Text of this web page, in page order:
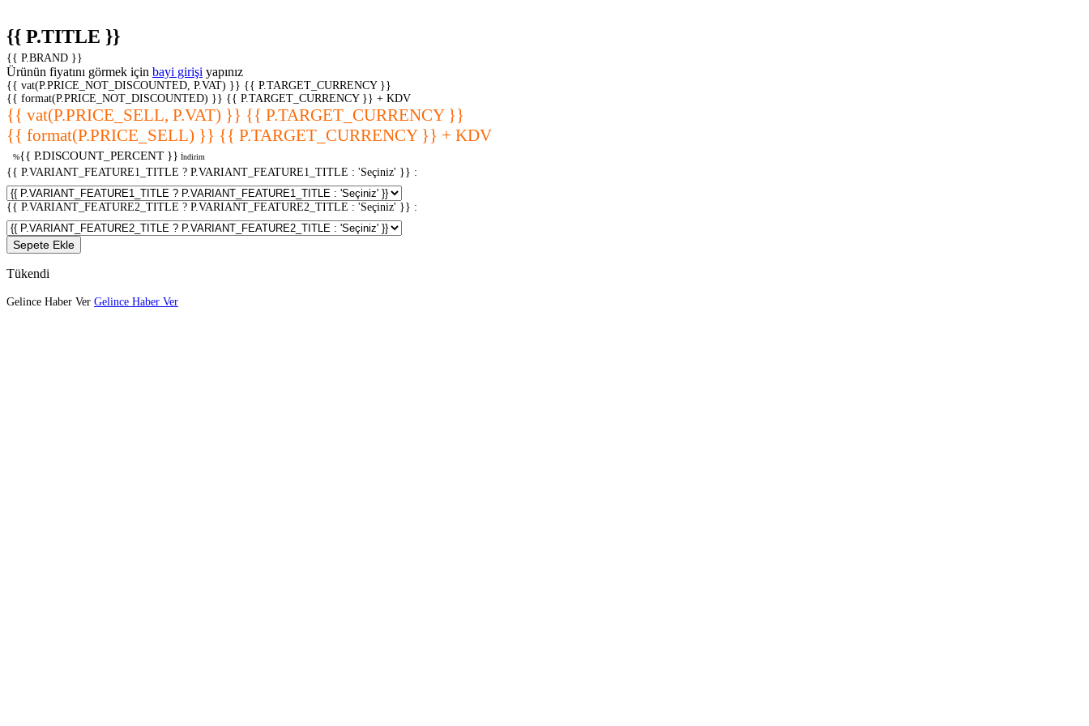
{{ P.TITLE }}
{{ P.BRAND }}
Ürünün fiyatını görmek için bayi girişi yapınız
{{ vat(P.PRICE_NOT_DISCOUNTED, P.VAT) }} {{ P.TARGET_CURRENCY }}
{{ format(P.PRICE_NOT_DISCOUNTED) }} {{ P.TARGET_CURRENCY }} + KDV
{{ vat(P.PRICE_SELL, P.VAT) }} {{ P.TARGET_CURRENCY }}
{{ format(P.PRICE_SELL) }} {{ P.TARGET_CURRENCY }} + KDV
%{{ P.DISCOUNT_PERCENT }} İndirim
{{ P.VARIANT_FEATURE1_TITLE ? P.VARIANT_FEATURE1_TITLE : 'Seçiniz' }} :
{{ P.VARIANT_FEATURE2_TITLE ? P.VARIANT_FEATURE2_TITLE : 'Seçiniz' }} :
Sepete Ekle
Tükendi
Gelince Haber Ver Gelince Haber Ver